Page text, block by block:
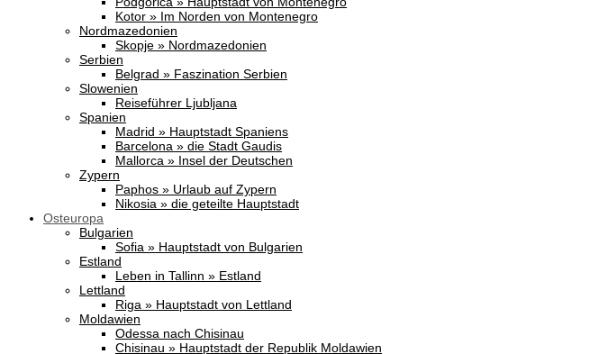
Kotor » Im Norden von Montenegro
Nordmazedonien
Skopje » Nordmazedonien
Serbien
Belgrad » Faszination Serbien
Slowenien
Reiseführer Ljubljana
Spanien
Madrid » Hauptstadt Spaniens
Barcelona » die Stadt Gaudis
Mallorca » Insel der Deutschen
Zypern
Paphos » Urlaub auf Zypern
Nikosia » die geteilte Hauptstadt
Osteuropa
Bulgarien
Sofia » Hauptstadt von Bulgarien
Estland
Leben in Tallinn » Estland
Lettland
Riga » Hauptstadt von Lettland
Moldawien
Odessa nach Chisinau
Chisinau » Hauptstadt der Republik Moldawien